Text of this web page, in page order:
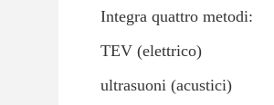
Integra quattro metodi:
TEV (elettrico)
ultrasuoni (acustici)